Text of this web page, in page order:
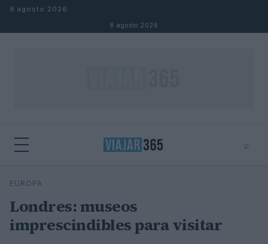
Saltar al contenido
8 agosto 2026
8 agosto 2026
⌕
Buscar
EUROPA
Londres: museos
imprescindibles para visitar